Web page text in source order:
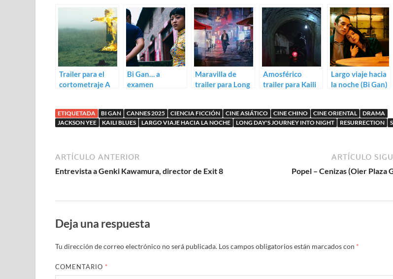
Trailer para el
cortometraje A
Bi Gan… a
examen
Maravilla de
trailer para Long
Amosférico
trailer para Kaili
Largo viaje hacia
la noche (Bi Gan)
ETIQUETADA BI GAN CANNES 2025 CIENCIA FICCIÓN CINE ASIÁTICO CINE CHINO CINE ORIENTAL
DRAMA
JACKSON YEE
KAILI BLUES LARGO VIAJE HACIA LA NOCHE LONG DAY'S JOURNEY INTO NIGHT RESURRECTION
ARTÍCULO ANTERIOR
Entrevista a Genki Kawamura, director de Exit 8
ARTÍCULO
Popel – Cenizas (Oier Plaza
Deja una respuesta
Tu dirección de correo electrónico no será publicada. Los campos obligatorios están marcados con *
COMENTARIO *